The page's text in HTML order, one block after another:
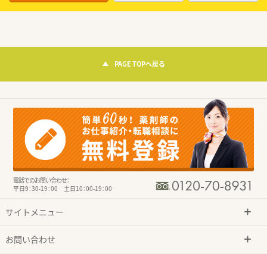
PAGE TOPへ戻る
電話でのお問い合わせ：
平日9：30-19：00 土日10：00-19：00
サイトメニュー
お問い合わせ